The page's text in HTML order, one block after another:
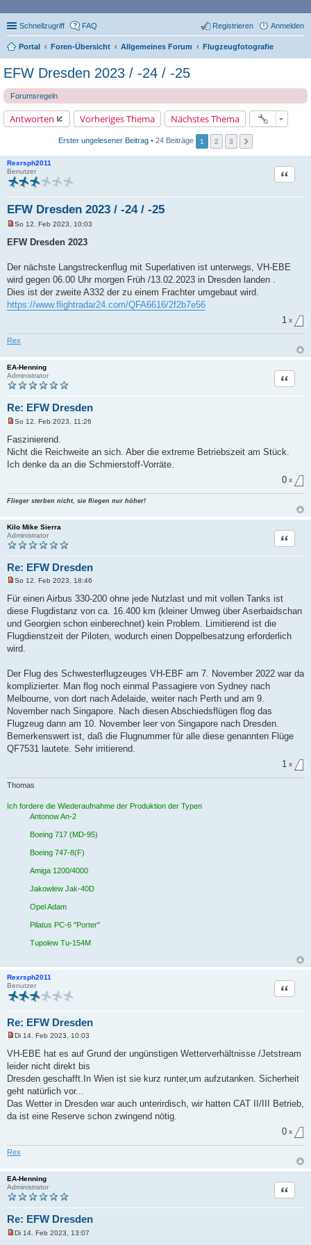
Schnellzugriff FAQ Anmelden
Registrieren
Portal Foren-Übersicht Allgemeines Forum Flugzeugfotografie
EFW Dresden 2023 / -24 / -25
Forumsregeln
Antworten Vorheriges Thema Nächstes Thema
Erster ungelesener Beitrag • 24 Beiträge 1 2 3
Rexrsph2011
Benutzer
EFW Dresden 2023 / -24 / -25
Zitat
n
g
e
s
n
e
i
t
a
g
So 12. Feb 2023, 10:03
EFW Dresden 2023
Der nächste Langstreckenflug mit Superlativen ist unterwegs, VH-EBE
wird gegen 06.00 Uhr morgen Früh /13.02.2023 in Dresden landen .
Dies ist der zweite A332 der zu einem Frachter umgebaut wird.
https://www.flightradar24.com/QFA6616/2f2b7e56
1 x
Rex
EA-Henning
Administrator
Re: EFW Dresden
Zitat
g
e
l
e
n
e
B
e
t
g
So 12. Feb 2023, 11:26
Faszinierend.
Nicht die Reichweite an sich. Aber die extreme Betriebszeit am Stück.
Ich denke da an die Schmierstoff-Vorräte.
0 x
Flieger sterben nicht, sie fliegen nur höher!
Kilo Mike Sierra
Administrator
Re: EFW Dresden
Zitat
n
g
e
l
e
s
e
n
r
B
e
i
t
r
a
g
So 12. Feb 2023, 18:46
Für einen Airbus 330-200 ohne jede Nutzlast und mit vollen Tanks ist
diese Flugdistanz von ca. 16.400 km (kleiner Umweg über Aserbaidschan
und Georgien schon einberechnet) kein Problem. Limitierend ist die
Flugdienstzeit der Piloten, wodurch einen Doppelbesatzung erforderlich
wird.
Der Flug des Schwesterflugzeuges VH-EBF am 7. November 2022 war da
komplizierter. Man flog noch einmal Passagiere von Sydney nach
Melbourne, von dort nach Adelaide, weiter nach Perth und am 9.
November nach Singapore. Nach diesen Abschiedsflügen flog das
Flugzeug dann am 10. November leer von Singapore nach Dresden.
Bemerkenswert ist, daß die Flugnummer für alle diese genannten Flüge
QF7531 lautete. Sehr irritierend.
1 x
Thomas
Ich fordere die Wiederaufnahme der Produktion der Typen
Antonow An-2
Boeing 717 (MD-95)
Boeing 747-8(F)
Amiga 1200/4000
Jakowlew Jak-40D
Opel Adam
Pilatus PC-6 "Porter"
Tupolew Tu-154M
Rexrsph2011
Benutzer
Re: EFW Dresden
Zitat
n
g
e
e
s
n
e
i
t
a
g
Di 14. Feb 2023, 10:03
VH-EBE hat es auf Grund der ungünstigen Wetterverhältnisse /Jetstream
leider nicht direkt bis
Dresden geschafft.In Wien ist sie kurz runter,um aufzutanken. Sicherheit
geht natürlich vor...
Das Wetter in Dresden war auch unterirdisch, wir hatten CAT II/III Betrieb,
da ist eine Reserve schon zwingend nötig.
0 x
Rex
EA-Henning
Administrator
Re: EFW Dresden
Zitat
Di 14. Feb 2023, 13:07